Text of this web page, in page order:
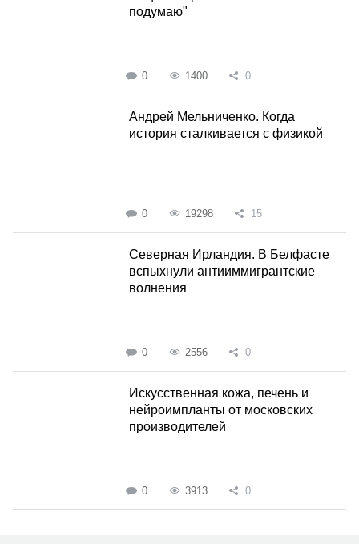
подумаю"
0 1400 0
Андрей Мельниченко. Когда
история сталкивается с физикой
0 19298 15
Северная Ирландия. В Белфасте
вспыхнули антииммигрантские
волнения
0 2556 0
Искусственная кожа, печень и
нейроимпланты от московских
производителей
0 3913 0